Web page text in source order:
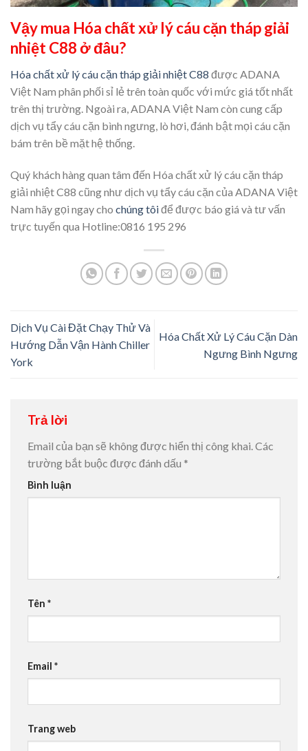
Vậy mua Hóa chất xử lý cáu cặn tháp giải
nhiệt C88 ở đâu?
Hóa chất xử lý cáu cặn tháp giải nhiệt C88 được ADANA
Việt Nam phân phối sỉ lẻ trên toàn quốc với mức giá tốt nhất
trên thị trường. Ngoài ra, ADANA Việt Nam còn cung cấp
dịch vụ tẩy cáu cặn bình ngưng, lò hơi, đánh bật mọi cáu cặn
bám trên bề mặt hệ thống.
Quý khách hàng quan tâm đến Hóa chất xử lý cáu cặn tháp
giải nhiệt C88 cũng như dịch vụ tẩy cáu cặn của ADANA Việt
Nam hãy gọi ngay cho chúng tôiđể được báo giá và tư vấn
trực tuyến qua Hotline:0816 195 296
Dịch Vụ Cài Đặt Chạy Thử Và
Hướng Dẫn Vận Hành Chiller
York
Hóa Chất Xử Lý Cáu Cặn Dàn
Ngưng Bình Ngưng
Trả lời
Email của bạn sẽ không được hiển thị công khai. Các
trường bắt buộc được đánh dấu *
Bình luận
Tên *
Email *
Trang web